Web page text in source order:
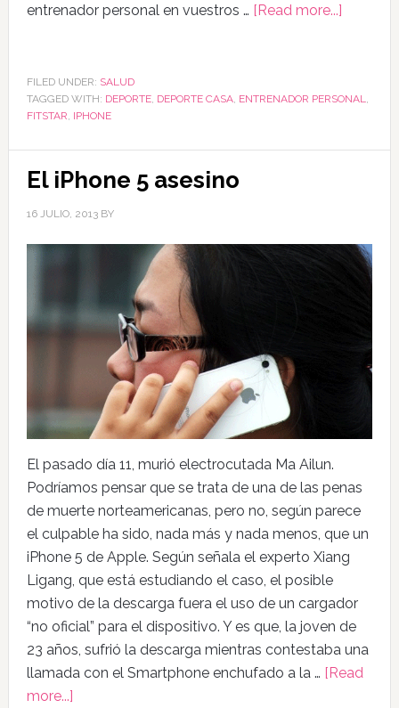
entrenador personal en vuestros … [Read more...]
FILED UNDER: SALUD
TAGGED WITH: DEPORTE, DEPORTE CASA, ENTRENADOR PERSONAL,
FITSTAR, IPHONE
El iPhone 5 asesino
16 JULIO, 2013BY
El pasado día 11, murió electrocutada Ma Ailun.
Podríamos pensar que se trata de una de las penas
de muerte norteamericanas, pero no, según parece
el culpable ha sido, nada más y nada menos, que un
iPhone 5 de Apple. Según señala el experto Xiang
Ligang, que está estudiando el caso, el posible
motivo de la descarga fuera el uso de un cargador
“no oficial” para el dispositivo. Y es que, la joven de
23 años, sufrió la descarga mientras contestaba una
llamada con el Smartphone enchufado a la … [Read
more...]